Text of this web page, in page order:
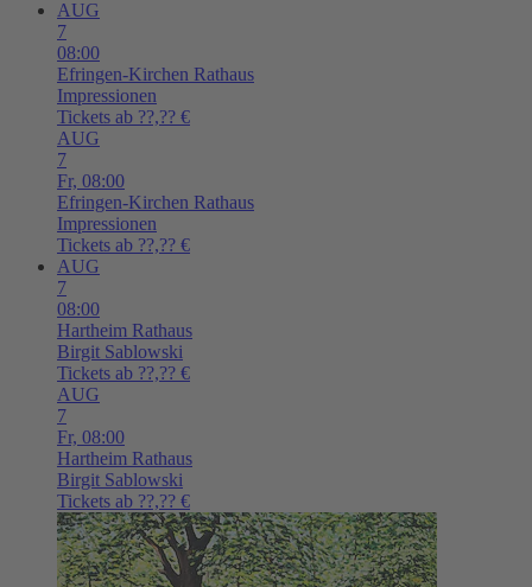
AUG
7
08:00
Efringen-Kirchen Rathaus
Impressionen
Tickets ab ??,?? €
AUG
7
Fr, 08:00
Efringen-Kirchen Rathaus
Impressionen
Tickets ab ??,?? €
AUG
7
08:00
Hartheim Rathaus
Birgit Sablowski
Tickets ab ??,?? €
AUG
7
Fr, 08:00
Hartheim Rathaus
Birgit Sablowski
Tickets ab ??,?? €